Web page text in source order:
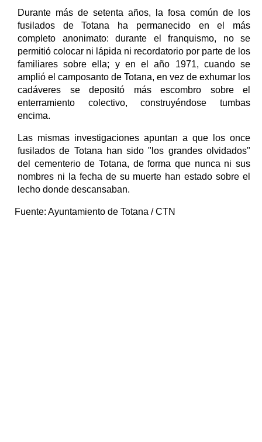
Durante más de setenta años, la fosa común de los
fusilados de Totana ha permanecido en el más
completo anonimato: durante el franquismo, no se
permitió colocar ni lápida ni recordatorio por parte de los
familiares sobre ella; y en el año 1971, cuando se
amplió el camposanto de Totana, en vez de exhumar los
cadáveres se depositó más escombro sobre el
enterramiento colectivo, construyéndose tumbas
encima.
Las mismas investigaciones apuntan a que los once
fusilados de Totana han sido "los grandes olvidados"
del cementerio de Totana, de forma que nunca ni sus
nombres ni la fecha de su muerte han estado sobre el
lecho donde descansaban.
Fuente: Ayuntamiento de Totana / CTN